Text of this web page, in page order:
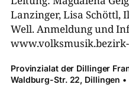
Lanzinger, Lisa Schöttl,
Well. Anmeldung und
Provinzialat der Dillinger
Waldburg-​Str. 22, Dillingen •